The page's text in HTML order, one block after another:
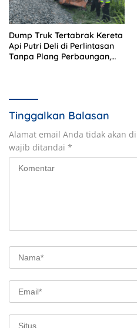
Dump Truk Tertabrak Kereta
Api Putri Deli di Perlintasan
Tanpa Plang Perbaungan,
Tinggalkan Balasan
Alamat email Anda tidak akan
wajib ditandai *